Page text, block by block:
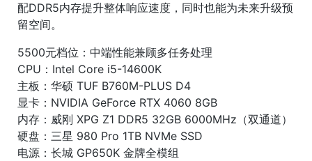
配DDR5内存提升整体响应速度，同时也能为未来升级预
留空间。
5500元档位：中端性能兼顾多任务处理
CPU：Intel Core i5-14600K
主板：华硕 TUF B760M-PLUS D4
显卡：NVIDIA GeForce RTX 4060 8GB
内存：威刚 XPG Z1 DDR5 32GB 6000MHz（双通道）
硬盘：三星 980 Pro 1TB NVMe SSD
电源：长城 GP650K 金牌全模组